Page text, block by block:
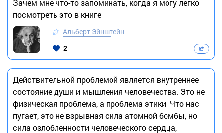
Зачем мне что-то запоминать, когда я могу легко
посмотреть это в книге
Альберт Эйнштейн
2
Действительной проблемой является внутреннее
состояние души и мышления человечества. Это не
физическая проблема, а проблема этики. Что нас
пугает, это не взрывная сила атомной бомбы, но
сила озлобленности человеческого сердца,